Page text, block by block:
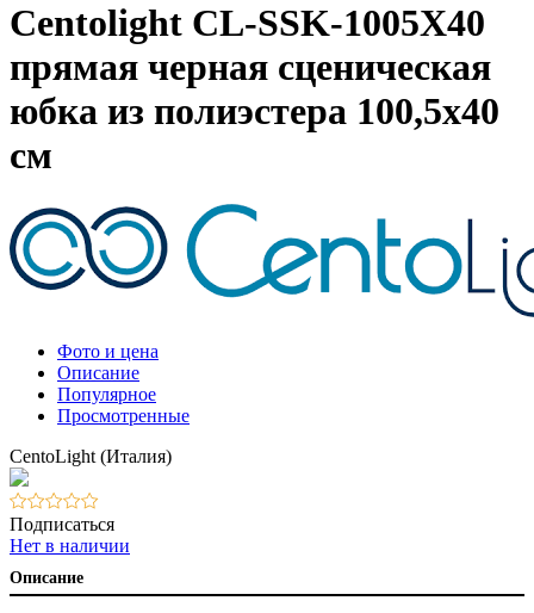
Centolight CL-SSK-1005X40
прямая черная сценическая
юбка из полиэстера 100,5х40
см
Фото и цена
Описание
Популярное
Просмотренные
CentoLight (Италия)
Подписаться
Нет в наличии
Описание